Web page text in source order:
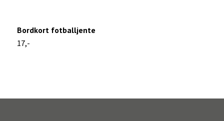
Bordkort fotballjente
17,-